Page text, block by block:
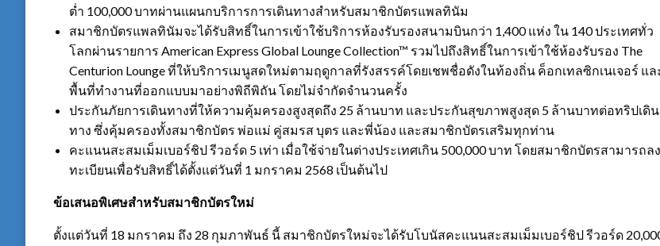
ต่ำ 100,000 บาทผ่านแผนกบริการการเดินทางสำหรับสมาชิกบัตรแพลทินัม
สมาชิกบัตรแพลทินัมจะได้รับสิทธิ์ในการเข้าใช้บริการห้องรับรองสนามบินกว่า 1,400 แห่ง ใน 140 ประเทศทั่ว
โลกผ่านรายการ American Express Global Lounge Collection™ รวมไปถึงสิทธิ์ในการเข้าใช้ห้องรับรอง The
Centurion Lounge ที่ให้บริการเมนูสดใหม่ตามฤดูกาลที่รังสรรค์โดยเชพชื่อดังในท้องถิ่น ค็อกเทลซิกเนเจอร์ แล
พื้นที่ทำงานที่ออกแบบมาอย่างพิถีพิถัน โดยไม่จำกัดจำนวนครั้ง
ประกันภัยการเดินทางที่ให้ความคุ้มครองสูงสุดถึง 25 ล้านบาท และประกันสุขภาพสูงสุด 5 ล้านบาทต่อทริปเดิน
ทาง ซึ่งคุ้มครองทั้งสมาชิกบัตร พ่อแม่ คู่สมรส บุตร และพี่น้อง และสมาชิกบัตรเสริมทุกท่าน
คะแนนสะสมเม็มเบอร์ชิป รีวอร์ด 5 เท่า เมื่อใช้จ่ายในต่างประเทศเกิน 500,000 บาท โดยสมาชิกบัตรสามารถลง
ทะเบียนเพื่อรับสิทธิ์ได้ตั้งแต่วันที่ 1 มกราคม 2568 เป็นต้นไป
ข้อเสนอพิเศษสำหรับสมาชิกบัตรใหม่
ตั้งแต่วันที่ 18 มกราคม ถึง 28 กุมภาพันธ์ นี้ สมาชิกบัตรใหม่จะได้รับโบนัสคะแนนสะสมเม็มเบอร์ชิป รีวอร์ด